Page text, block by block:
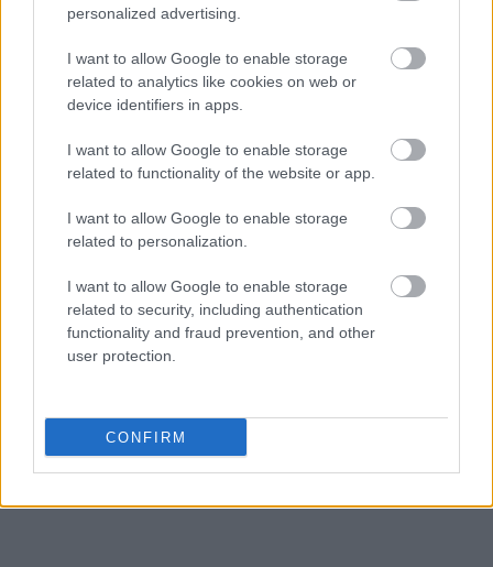
personalized advertising.
I want to allow Google to enable storage
related to analytics like cookies on web or
device identifiers in apps.
I want to allow Google to enable storage
related to functionality of the website or app.
I want to allow Google to enable storage
related to personalization.
I want to allow Google to enable storage
related to security, including authentication
functionality and fraud prevention, and other
user protection.
CONFIRM